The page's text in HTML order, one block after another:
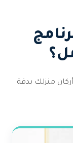
منزلك بدقة